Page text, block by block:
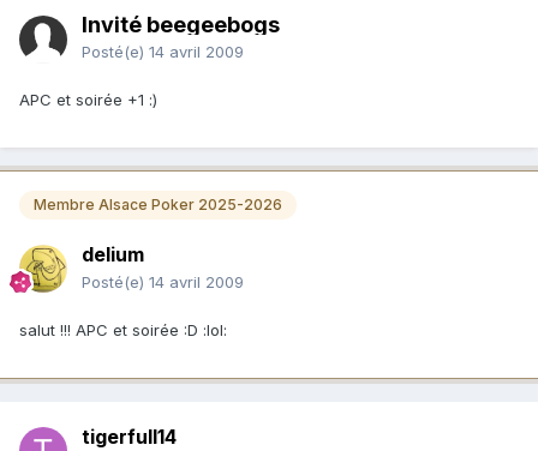
Invité beegeebogs
Posté(e) 14 avril 2009
APC et soirée +1 :)
Membre Alsace Poker 2025-2026
delium
Posté(e) 14 avril 2009
salut !!! APC et soirée :D :lol:
tigerfull14